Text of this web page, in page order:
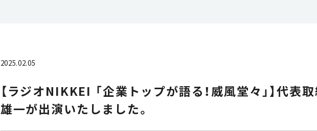
2025.02.05
【ラジオNIKKEI 「企業トップが語る！威風堂々」】代表
雄一が出演いたしました。